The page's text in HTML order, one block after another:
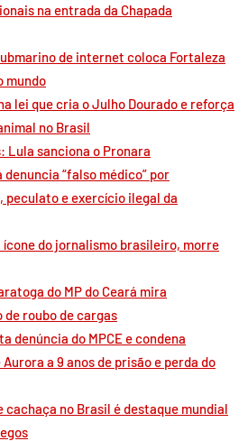
na entrada da Chapada
de internet coloca Fortaleza
mundo
lei que cria o Julho Dourado e reforça
no Brasil
Lula sanciona o Pronara
denuncia “falso médico” por
e exercício ilegal da
ícone do jornalismo brasileiro, morre
do MP do Ceará mira
de roubo de cargas
denúncia do MPCE e condena
a 9 anos de prisão e perda do
cachaça no Brasil é destaque mundial